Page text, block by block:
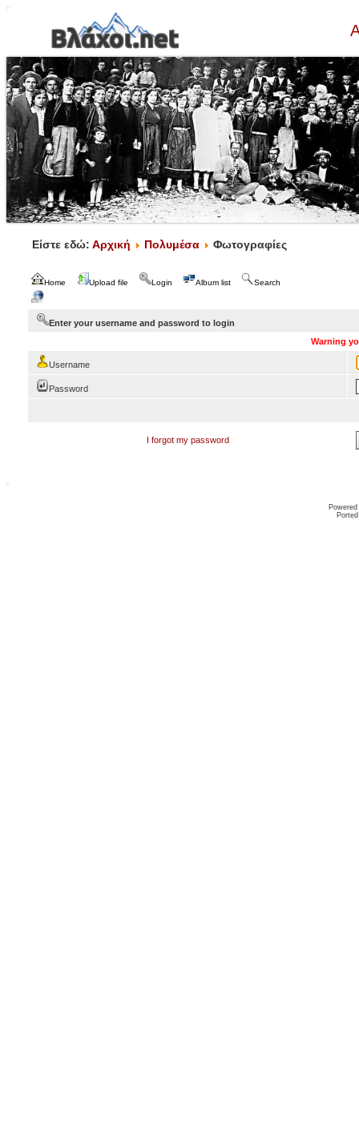
Είστε εδώ: Αρχική Πολυμέσα Φωτογραφίες
Home Upload file Login Album list Search
Enter your username and password to login
Warning
Username
Password
I forgot my password